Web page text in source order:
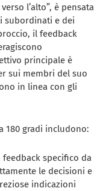
l’alto”, è pensata
subordinati e dei
il feedback
principale è
sui membri del suo
in linea con gli
180 gradi includono:
specifico da
le decisioni e
indicazioni